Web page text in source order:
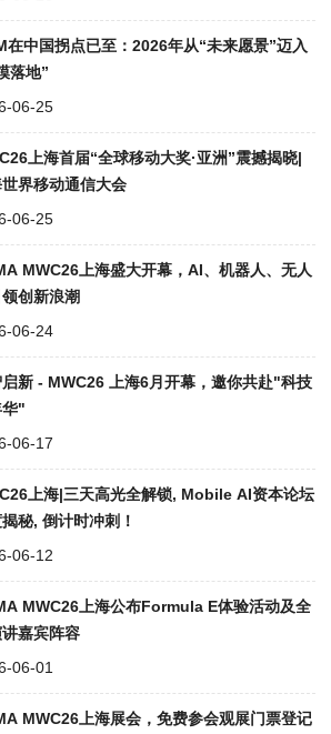
在中国拐点已至：2026年从“未来愿景”迈入
落地”
06-25
上海首届“全球移动大奖·亚洲”震撼揭晓|
世界移动通信大会
06-25
MWC26上海盛大开幕，AI、机器人、无人
创新浪潮
06-24
新 - MWC26 上海6月开幕，邀你共赴"科技
华"
06-17
上海|三天高光全解锁, Mobile AI资本论坛
秘, 倒计时冲刺！
06-12
MWC26上海公布Formula E体验活动及全
嘉宾阵容
06-01
MWC26上海展会，免费参会观展门票登记